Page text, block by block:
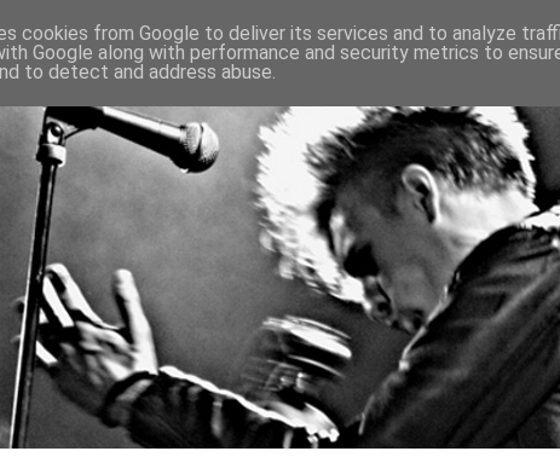
cookies from Google to deliver its services and to analyze
Google along with performance and security metrics to
to detect and address abuse.